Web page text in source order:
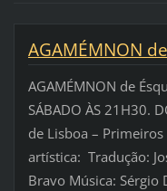
AGAMÉMNON
AGAMÉMNON de
SÁBADO ÀS 21H30.
de Lisboa –
artística: Tradução:
Bravo Música: Sérgio